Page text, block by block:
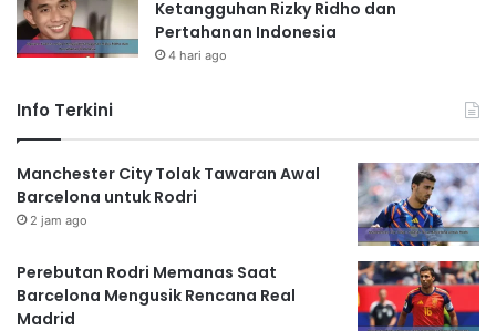
Ketangguhan Rizky Ridho dan
Pertahanan Indonesia
4 hari ago
Info Terkini
Manchester City Tolak Tawaran Awal
Barcelona untuk Rodri
2 jam ago
Perebutan Rodri Memanas Saat
Barcelona Mengusik Rencana Real
Madrid